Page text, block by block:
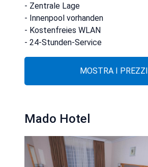
- Zentrale Lage
- Innenpool vorhanden
- Kostenfreies WLAN
- 24-Stunden-Service
MOSTRA I PREZZI
Mado Hotel